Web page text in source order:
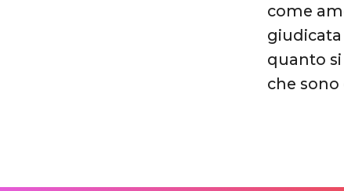
come
giudicata
quanto
che sono